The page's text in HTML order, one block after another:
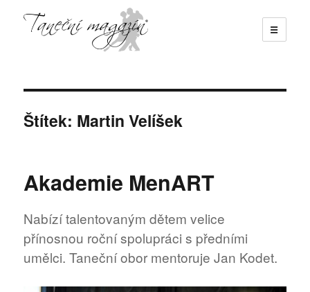
☰
Štítek: Martin Velíšek
Akademie MenART
Nabízí talentovaným dětem velice
přínosnou roční spolupráci s předními
umělci. Taneční obor mentoruje Jan Kodet.